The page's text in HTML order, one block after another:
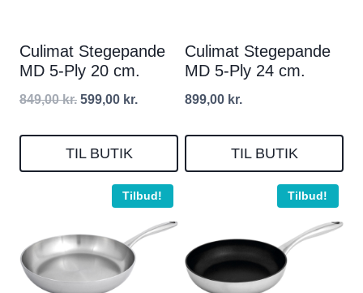
Culimat Stegepande
MD 5-Ply 20 cm.
849,00kr. Den
pris
var:
849,00 kr..
599,00 kr.
er:
599,00 kr..
TIL BUTIK
Culimat Stegepande
MD 5-Ply 24 cm.
899,00 kr.
TIL BUTIK
Tilbud! Tilbud!